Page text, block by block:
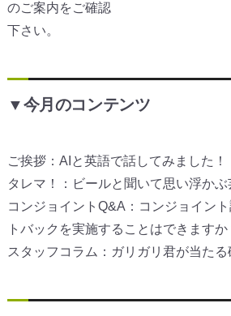
のご案内をご確認
下さい。
▼今月のコンテンツ
ご挨拶：AIと英語で話してみました！
タレマ！：ビールと聞いて思い浮か
コンジョイントQ&A：コンジョイン
トバックを実施することはできますか
スタッフコラム：ガリガリ君が当た